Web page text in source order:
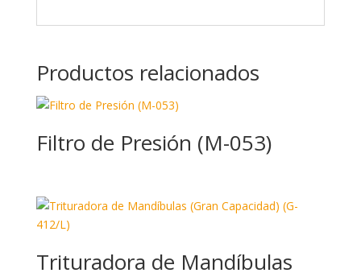
Productos relacionados
Filtro de Presión (M-053)
Trituradora de Mandíbulas